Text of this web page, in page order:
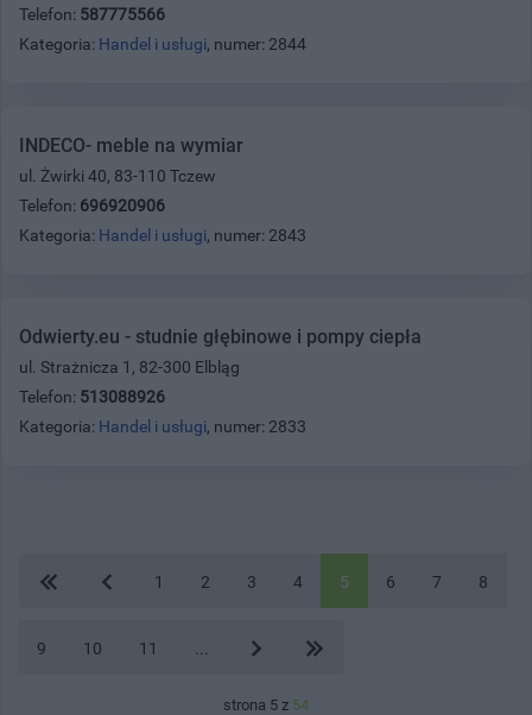
Telefon: 587775566
Kategoria: Handel i usługi, numer: 2844
INDECO- meble na wymiar
ul. Żwirki 40, 83-110 Tczew
Telefon: 696920906
Kategoria: Handel i usługi, numer: 2843
Odwierty.eu - studnie głębinowe i pompy ciepła
ul. Strażnicza 1, 82-300 Elbląg
Telefon: 513088926
Kategoria: Handel i usługi, numer: 2833
1 2 3 4 5 6 7 8
9 10 11
strona 5 z 54